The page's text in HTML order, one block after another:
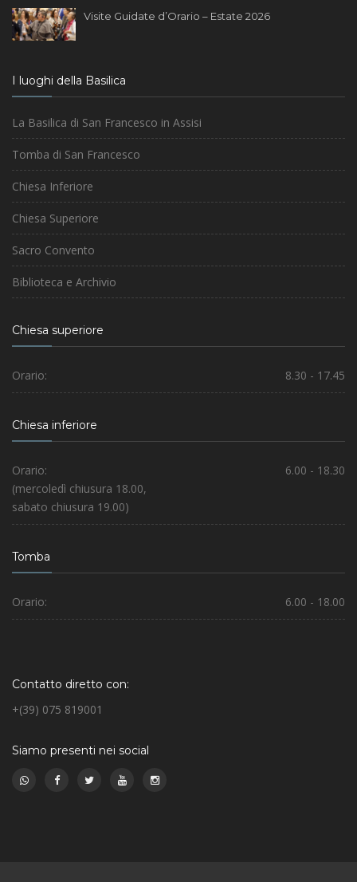
Visite Guidate d’Orario – Estate 2026
I luoghi della Basilica
La Basilica di San Francesco in Assisi
Tomba di San Francesco
Chiesa Inferiore
Chiesa Superiore
Sacro Convento
Biblioteca e Archivio
Chiesa superiore
Orario: 8.30 - 17.45
Chiesa inferiore
Orario:
6.00 - 18.30
(mercoledì chiusura 18.00,
sabato chiusura 19.00)
Tomba
Orario: 6.00 - 18.00
Contatto diretto con:
+(39) 075 819001
Siamo presenti nei social